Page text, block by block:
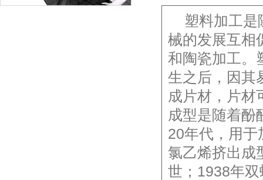
塑料加工是
械的发展互相
和陶瓷加工。
生之后，因其
成片材，片材
成型是随着酚
20年代，用于
氯乙烯挤出成
世；1938年